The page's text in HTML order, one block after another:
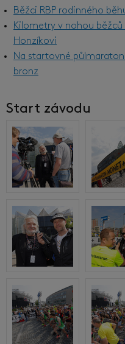
Běžci RBP rodinného
Kilometry v nohou
Honzíkovi
Na startovné
bronz
Start závodu